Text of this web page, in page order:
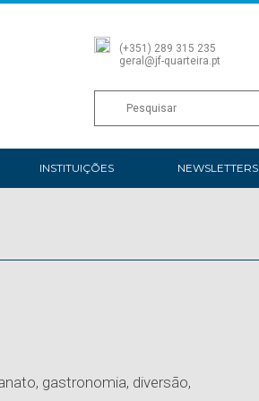
(+351) 289 315 235
geral@jf-quarteira.pt
INSTITUIÇÕES NEWSLETTERS
gastronomia, diversão,